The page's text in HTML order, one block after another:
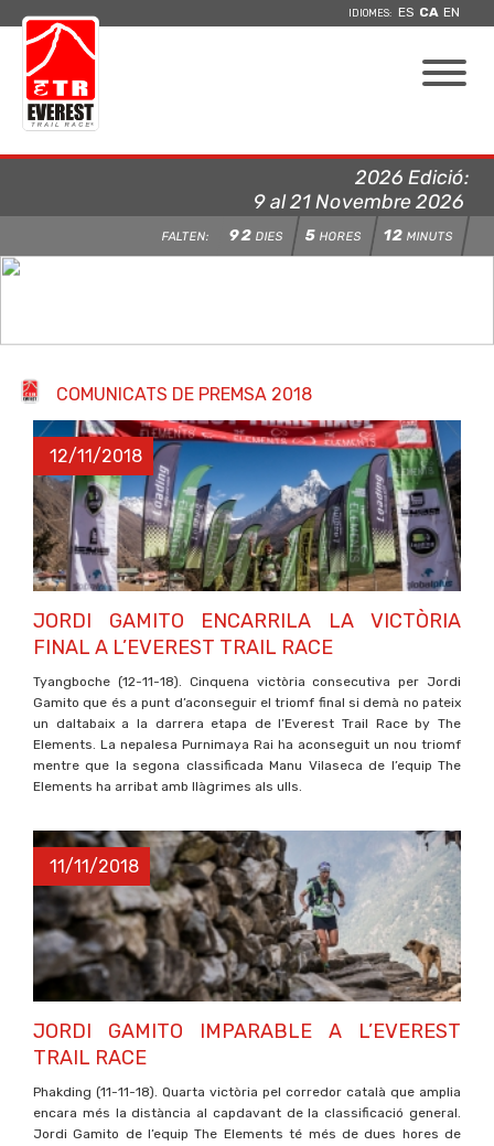
IDIOMES: ES CA EN
2026 Edició:
9 al 21 Novembre 2026
FALTEN: 92 DIES 5 HORES 12 MINUTS
COMUNICATS DE PREMSA 2018
12/11/2018
JORDI GAMITO ENCARRILA LA VICTÒRIA
FINAL A L’EVEREST TRAIL RACE
Tyangboche (12-11-18). Cinquena victòria consecutiva per Jordi
Gamito que és a punt d’aconseguir el triomf final si demà no pateix
un daltabaix a la darrera etapa de l’Everest Trail Race by The
Elements. La nepalesa Purnimaya Rai ha aconseguit un nou triomf
mentre que la segona classificada Manu Vilaseca de l’equip The
Elements ha arribat amb llàgrimes als ulls.
11/11/2018
JORDI GAMITO IMPARABLE A L’EVEREST
TRAIL RACE
Phakding (11-11-18). Quarta victòria pel corredor català que amplia
encara més la distància al capdavant de la classificació general.
Jordi Gamito de l’equip The Elements té més de dues hores de